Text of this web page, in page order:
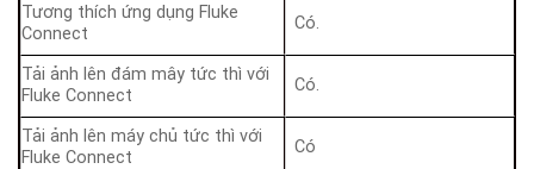
Tương thích ứng dụng Fluke
Connect
Có.
Tải ảnh lên đám mây tức thì với
Fluke Connect
Có.
Tải ảnh lên máy chủ tức thì với
Fluke Connect
Có